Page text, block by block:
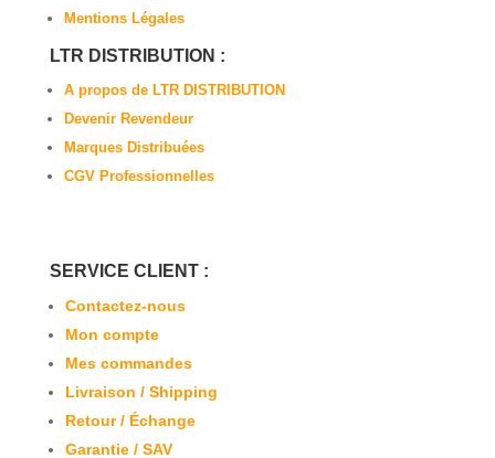
Mentions Légales
LTR DISTRIBUTION :
A propos de LTR DISTRIBUTION
Devenir Revendeur
Marques Distribuées
CGV Professionnelles
SERVICE CLIENT :
Contactez-nous
Mon compte
Mes commandes
Livraison / Shipping
Retour / Échange
Garantie / SAV